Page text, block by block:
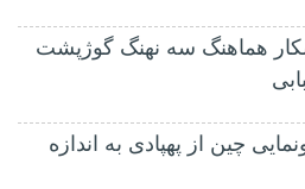
هماهنگ سه نهنگ گوژپشت
چین از پهپادی به اندازه